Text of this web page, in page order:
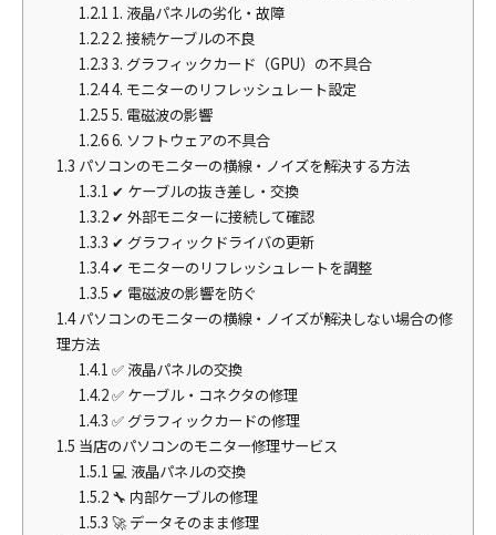
1.2.1 1. 液晶パネルの劣化・故障
1.2.22. 接続ケーブルの不良
1.2.3 3. グラフィックカード（GPU）の不具合
1.2.44. モニターのリフレッシュレート設定
1.2.5 5. 電磁波の影響
1.2.66. ソフトウェアの不具合
1.3 パソコンのモニターの横線・ノイズを解決する方法
1.3.1 ✔ ケーブルの抜き差し・交換
1.3.2✔ 外部モニターに接続して確認
1.3.3 ✔ グラフィックドライバの更新
1.3.4✔ モニターのリフレッシュレートを調整
1.3.5 ✔ 電磁波の影響を防ぐ
1.4パソコンのモニターの横線・ノイズが解決しない場合の修
理方法
1.4.1 ✅ 液晶パネルの交換
1.4.2✅ ケーブル・コネクタの修理
1.4.3 ✅ グラフィックカードの修理
1.5 当店のパソコンのモニター修理サービス
1.5.1 💻 液晶パネルの交換
1.5.2🔧 内部ケーブルの修理
1.5.3 🚀 データそのまま修理